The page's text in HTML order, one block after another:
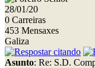
28/01/20
0 Carreiras
453 Mensaxes
Galiza
Asunto: Re: S.D.